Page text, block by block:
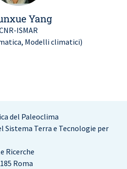
Yang
ISMAR
Modelli climatici)
del Paleoclima
Sistema Terra e Tecnologie per
Ricerche
Roma